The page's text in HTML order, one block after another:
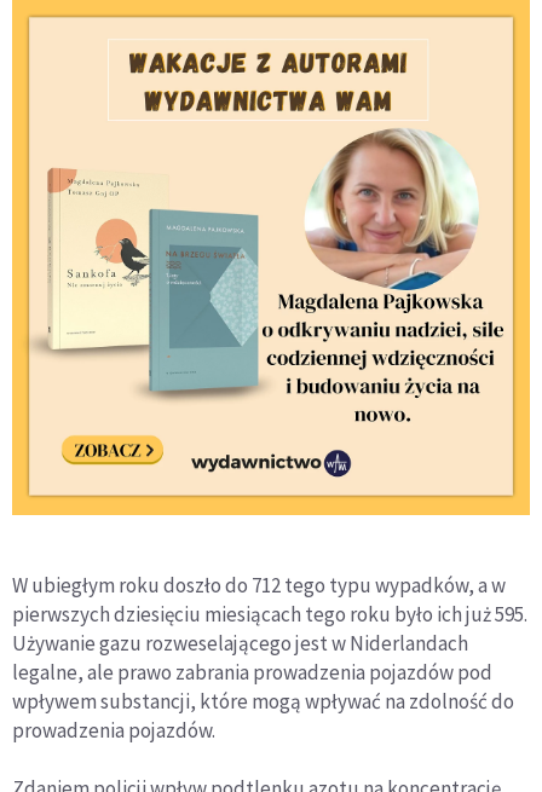
W ubiegłym roku doszło do 712 tego typu wypadków, a w
pierwszych dziesięciu miesiącach tego roku było ich już 595.
Używanie gazu rozweselającego jest w Niderlandach
legalne, ale prawo zabrania prowadzenia pojazdów pod
wpływem substancji, które mogą wpływać na zdolność do
prowadzenia pojazdów.